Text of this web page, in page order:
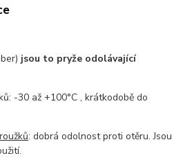
jsou to pryže odolávající
-30 až +100°C , krátkodobě do
: dobrá odolnost proti otěru. Jsou